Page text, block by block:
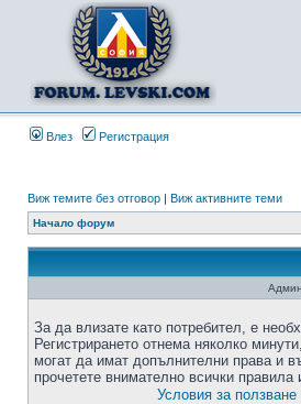
Влез Регистрация
Виж темите без отговор | Виж активните теми
Начало форум
За да влизате като потребител, е
Регистрирането отнема няколко
могат да имат допълнителни права и
прочетете внимателно всички правила
Условия за ползване|